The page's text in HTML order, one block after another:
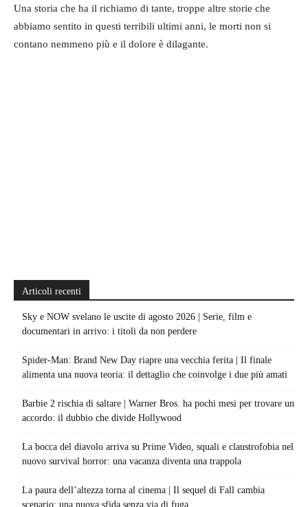
Una storia che ha il richiamo di tante, troppe altre storie che
abbiamo sentito in questi terribili ultimi anni, le morti non si
contano nemmeno più e il dolore è dilagante.
Articoli recenti
Sky e NOW svelano le uscite di agosto 2026 | Serie, film e
documentari in arrivo: i titoli da non perdere
Spider-Man: Brand New Day riapre una vecchia ferita | Il finale
alimenta una nuova teoria: il dettaglio che coinvolge i due più amati
Barbie 2 rischia di saltare | Warner Bros. ha pochi mesi per trovare un
accordo: il dubbio che divide Hollywood
La bocca del diavolo arriva su Prime Video, squali e claustrofobia nel
nuovo survival horror: una vacanza diventa una trappola
La paura dell’altezza torna al cinema | Il sequel di Fall cambia
scenario: una nuova sfida senza via di fuga